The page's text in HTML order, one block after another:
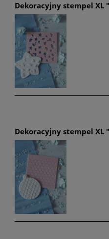
Dekoracyjny stempel XL
Dekoracyjny stempel XL